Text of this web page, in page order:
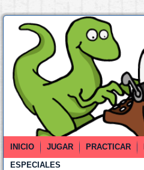
INICIO JUGAR PRACTICAR
ESPECIALES